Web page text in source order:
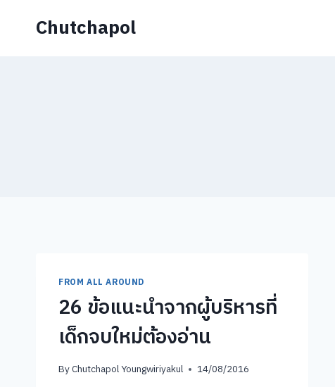
Chutchapol
FROM ALL AROUND
26 ข้อแนะนำจากผู้บริหารที่
เด็กจบใหม่ต้องอ่าน
ByChutchapol Youngwiriyakul 14/08/2016